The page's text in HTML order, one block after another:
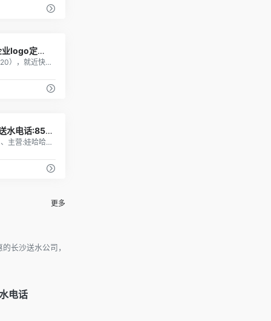
长沙桶装水_长沙送水公司_企业logo定制水-山理伢子
长沙送水公司电话（073188123520），就近快速配送体系给您专业快速的配送和优良可靠的服务 ，良好的口碑效应使我公司销售规模居长沙桶装水配送行业的前列，企业logo定制水，桶装水找山理伢子，吃的苦、霸道蛮。
乐百氏桶装水,娃哈哈桶装水,送水电话:85563902 - 长沙送水
我们是一家专业的桶装水配送公司、主营:娃哈哈桶装水、乐百氏桶装水、水老官桶装水、农夫山泉、怡宝瓶装水。
更多
长沙送水公司，
电话